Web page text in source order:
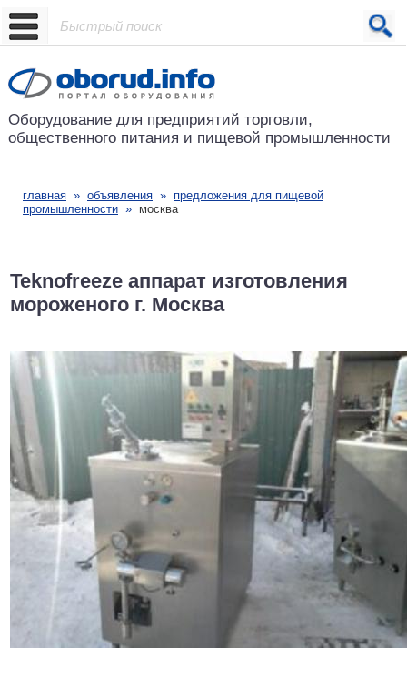
Проект основан в 2001 году
Оборудование для предприятий торговли,
общественного питания и пищевой промышленности
главная » объявления » предложения для пищевой
промышленности » москва
Teknofreeze аппарат изготовления
мороженого г. Москва